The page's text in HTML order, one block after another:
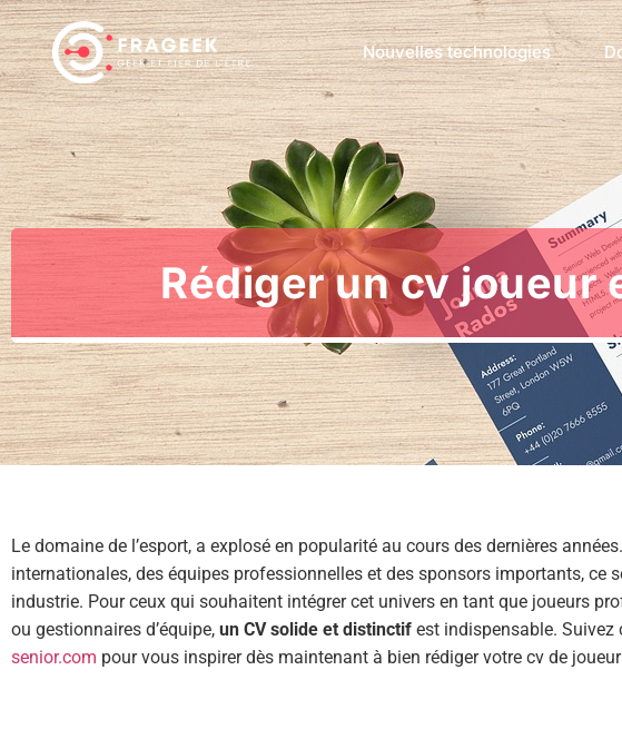
Nouvelles technologies
Rédiger un cv joueur
Le domaine de l’esport, a explosé en popularité au cours des dernières
internationales, des équipes professionnelles et des sponsors importants, ce
industrie. Pour ceux qui souhaitent intégrer cet univers en tant que joueurs
ou gestionnaires d’équipe, un CV solide et distinctif est indispensable. Suivez
senior.com pour vous inspirer dès maintenant à bien rédiger votre cv de